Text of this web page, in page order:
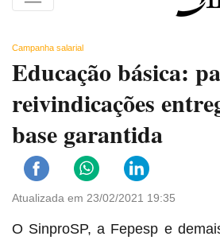
Campanha salarial
Educação básica:
reivindicações
base garantida
Atualizada em 23/02/2021 19:35
O SinproSP, a Fepesp e